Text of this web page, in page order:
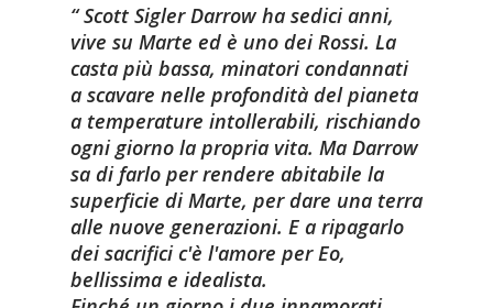
Scott Sigler Darrow ha sedici anni,
vive su Marte ed è uno dei Rossi. La
casta più bassa, minatori condannati
a scavare nelle profondità del pianeta
a temperature intollerabili, rischiando
ogni giorno la propria vita. Ma Darrow
sa di farlo per rendere abitabile la
superficie di Marte, per dare una terra
alle nuove generazioni. E a ripagarlo
dei sacrifici c'è l'amore per Eo,
bellissima e idealista.